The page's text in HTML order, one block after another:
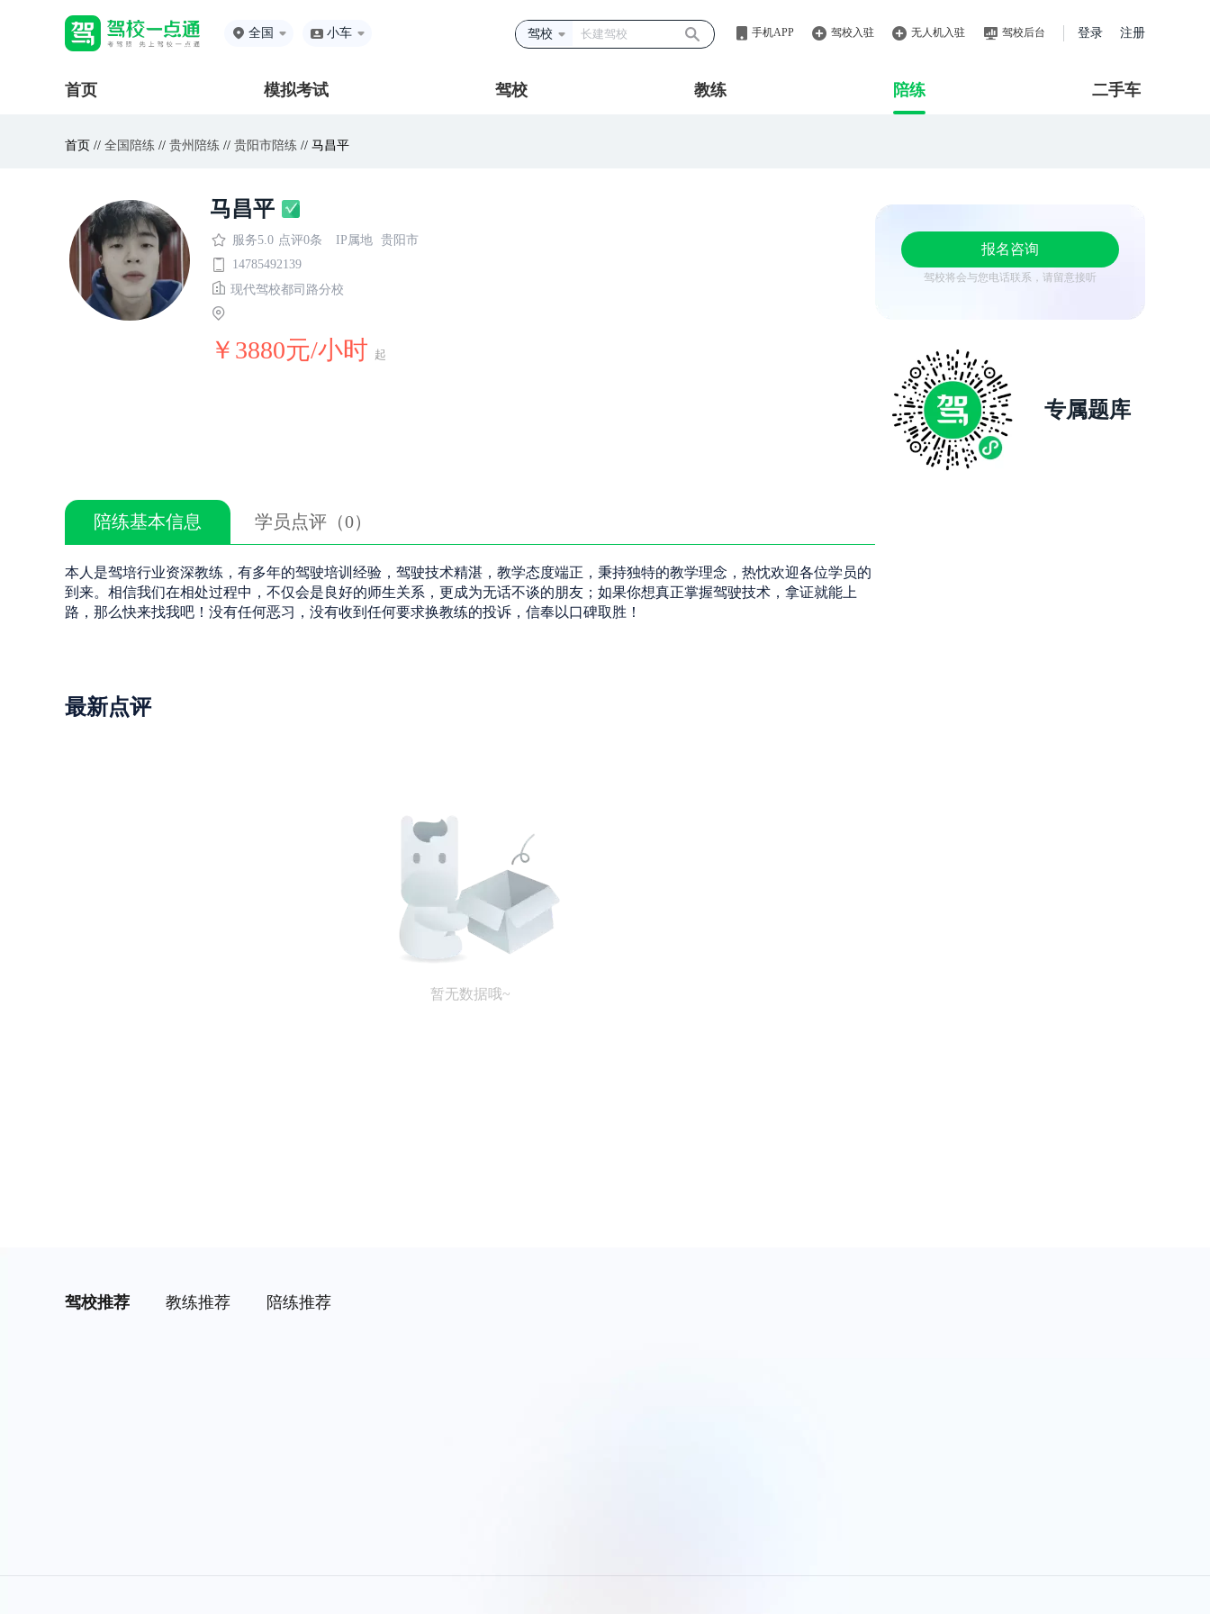
全国 小车 驾校 手机APP 驾校入驻 无人机入驻 驾校后台 登录 注册
首页 模拟考试 驾校 教练 陪练 二手车
首页 // 全国陪练 // 贵州陪练 // 贵阳市陪练 // 马昌平
马昌平
服务5.0 点评0条 IP属地 贵阳市
14785492139
现代驾校都司路分校
￥3880元/小时 起
报名咨询
驾校将会与您电话联系，请留意接听
专属题库
陪练基本信息 学员点评（0）
本人是驾培行业资深教练，有多年的驾驶培训经验，驾驶技术精湛，教学态度端正，秉持独特的教学理念，热忱欢迎各位学员的
到来。相信我们在相处过程中，不仅会是良好的师生关系，更成为无话不谈的朋友；如果你想真正掌握驾驶技术，拿证就能上
路，那么快来找我吧！没有任何恶习，没有收到任何要求换教练的投诉，信奉以口碑取胜！
最新点评
暂无数据哦~
驾校推荐 教练推荐 陪练推荐